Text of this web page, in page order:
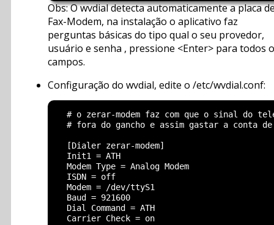
Obs: O wvdial detecta automaticamente a placa
Fax-Modem, na instalação o aplicativo faz
perguntas básicas do tipo qual o seu provedor,
usuário e senha , pressione <Enter> para todos
campos.
Configuração do wvdial, edite o /etc/wvdial.conf:
# o zerar-modem faz com que o sinal do
# fora do gancho e assim gastar a conta
  [Dialer zerar-modem]
  Init1 = ATH
  Modem Type = Analog Modem
  ISDN = off
  Modem = /dev/ttyS1
  Baud = 921600
  Dial Command = ATH
  Carrier Check = on